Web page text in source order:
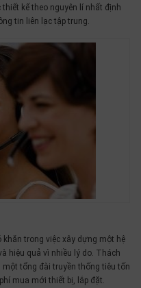
kế theo nguyên lí nhất định
tin liên lạc tập trung.
trong việc xây dựng một hệ
hiệu quả vì nhiều lý do. Thách
tổng đài truyền thống tiêu tốn
mua mới thiết bị, lắp đặt.